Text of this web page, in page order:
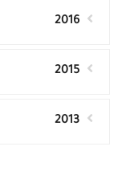
2016
2015
2013